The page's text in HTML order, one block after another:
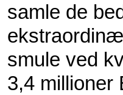
samle de
smule ved
3,4 millioner